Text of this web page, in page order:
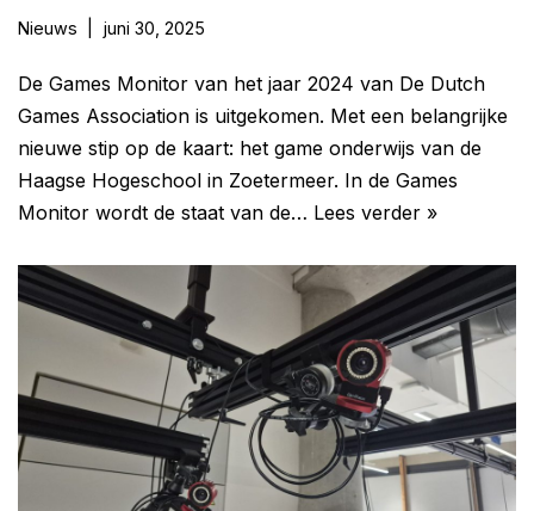
Nieuws juni 30, 2025
De Games Monitor van het jaar 2024 van De Dutch
Games Association is uitgekomen. Met een belangrijke
nieuwe stip op de kaart: het game onderwijs van de
Haagse Hogeschool in Zoetermeer. In de Games
Monitor wordt de staat van de… Lees verder »